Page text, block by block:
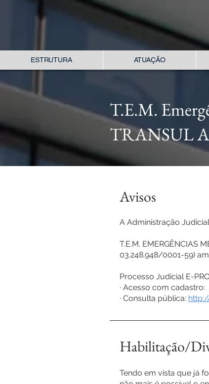
ESTRUTURA ATUAÇÃO
T.E.M.
TRANSUL
Avisos
A Administração
T.E.M. EMERGÊNCIAS
03.248.948/0001-59)
Processo Judicial E-
· Acesso com cadastro:
· Consulta pública:
Habilitação/
Tendo em vista que já